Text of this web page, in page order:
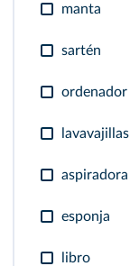
manta
sartén
ordenador
lavavajillas
aspiradora
esponja
libro